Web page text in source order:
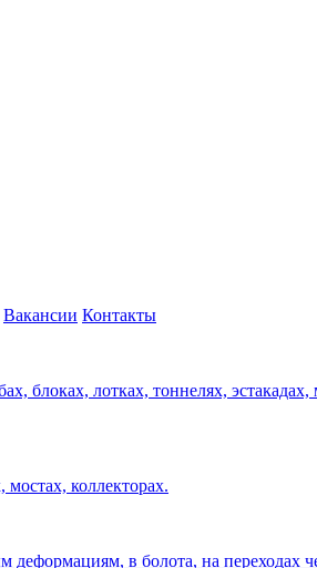
Вакансии Контакты
блоках, лотках, тоннелях,
мостах, коллекторах.
в болота, на переходах